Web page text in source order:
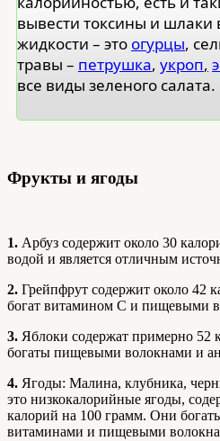
вывести токсины и шлаки
жидкости – это огурцы,
травы – петрушка, укроп,
все виды зеленого салата.
Фрукты и ягоды
1. Арбуз содержит около 30
водой и является отличным
2. Грейпфрут содержит около 42
богат витамином C и пищевыми
3. Яблоки содержат примерно 52
богаты пищевыми волокнами и
4. Ягоды: Малина, клубника,
это низкокалорийные ягоды,
калорий на 100 грамм. Они
витаминами и пищевыми